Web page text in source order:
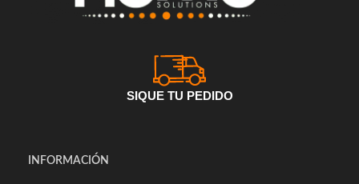
SIQUE TU PEDIDO
INFORMACIÓN